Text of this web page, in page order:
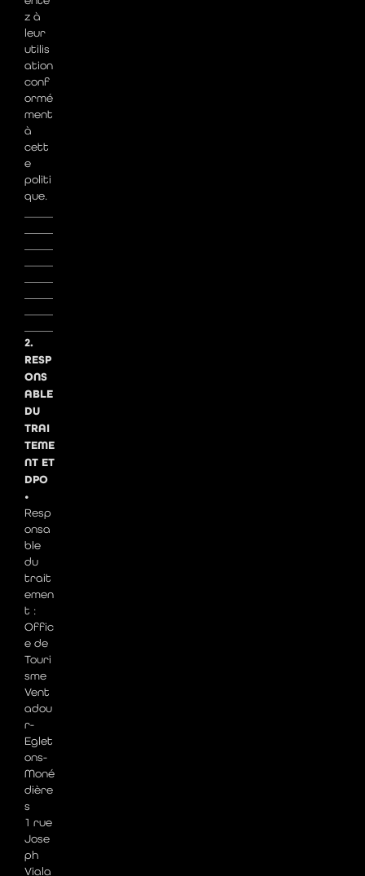
z à
leur
utilis
ation
conf
ormé
ment
à
cett
e
politi
que.
2.
RESP
ONS
ABLE
DU
TRAI
TEME
NT ET
DPO
•
Resp
onsa
ble
du
trait
emen
t :
Offic
e de
Touri
sme
Vent
adou
r-
Eglet
ons-
Moné
dière
s
1 rue
Jose
ph
Viala